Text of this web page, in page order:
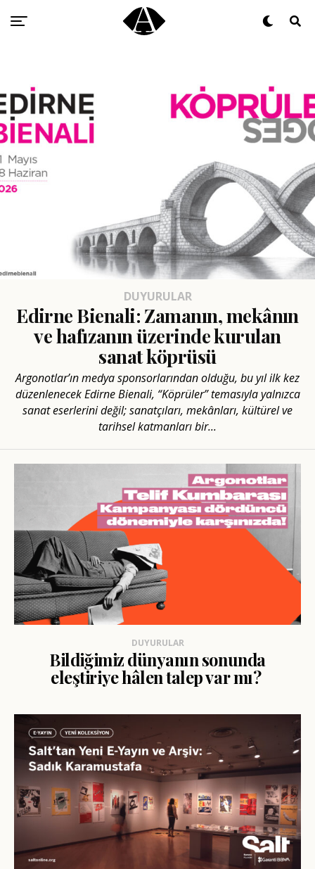
DUYURULAR
Edirne Bienali: Zamanın, mekânın
ve hafızanın üzerinde kurulan
sanat köprüsü
Argonotlar’ın medya sponsorlarından olduğu, bu yıl ilk kez
düzenlenecek Edirne Bienali, “Köprüler” temasıyla yalnızca
sanat eserlerini değil; sanatçıları, mekânları, kültürel ve
tarihsel katmanları bir...
DUYURULAR
Bildiğimiz dünyanın sonunda
eleştiriye hâlen talep var mı?